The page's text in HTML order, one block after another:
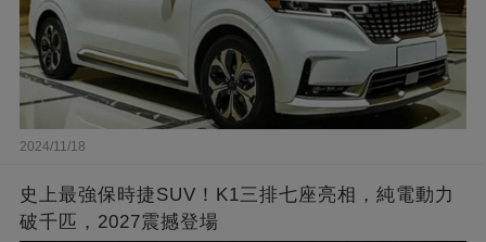
2024/11/18
史上最強保時捷SUV！K1三排七座亮相，純電動力
破千匹，2027震撼登場